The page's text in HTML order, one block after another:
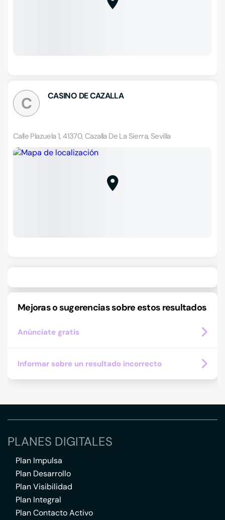
C CASINO DE CAZALLA
Calle Plazuela 1, 41370, Cazalla De La Sierra, Sevilla
Mejoras o sugerencias sobre estos resultados
Anúnciate gratis
Informar sobre un resultado incorrecto
PLANES DIGITALES
Plan Impulsa
Plan Desarrollo
Plan Visibilidad
Plan Integral
Plan Contacto Activo